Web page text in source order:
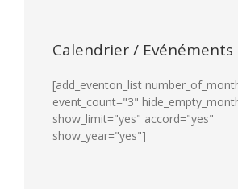
Calendrier / Evénéments
[add_eventon_list
event_count="3"
show_limit="yes" accord="yes"
show_year="yes"]